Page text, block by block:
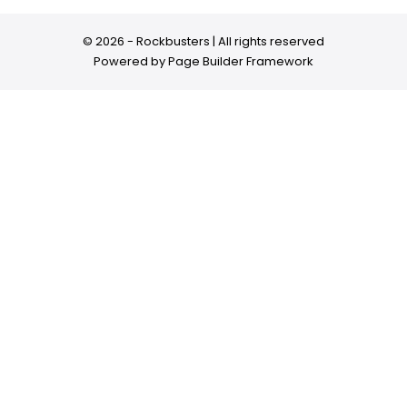
© 2026 - Rockbusters | All rights reserved
Powered byPage Builder Framework